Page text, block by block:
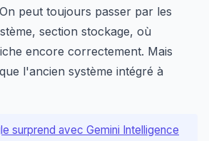
peut toujours passer par les
section stockage, où
encore correctement. Mais
l'ancien système intégré à
surprend avec Gemini Intelligence